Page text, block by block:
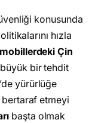
konusunda
hızla
Çin
bir tehdit
yürürlüğe
etmeyi
başta olmak